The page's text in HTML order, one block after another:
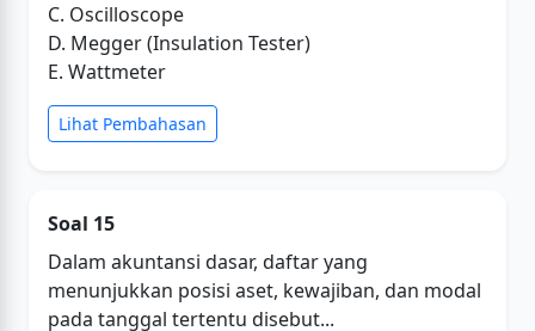
C. Oscilloscope
D. Megger (Insulation Tester)
E. Wattmeter
Lihat Pembahasan
Soal 15
Dalam akuntansi dasar, daftar yang
menunjukkan posisi aset, kewajiban, dan modal
pada tanggal tertentu disebut...